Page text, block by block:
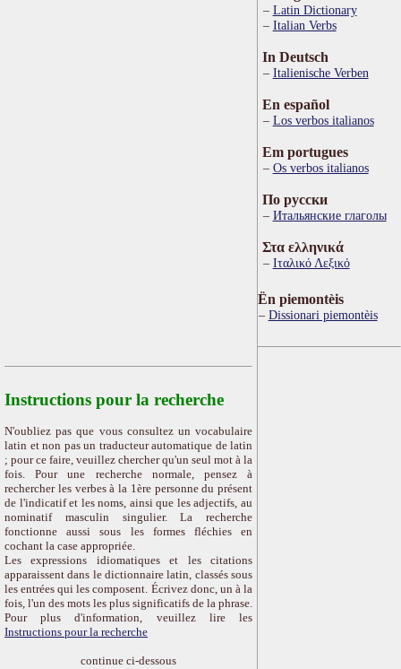
Instructions pour la recherche
N'oubliez pas que vous consultez un vocabulaire
latin et non pas un traducteur automatique de latin
; pour ce faire, veuillez chercher qu'un seul mot à la
fois. Pour une recherche normale, pensez à
rechercher les verbes à la 1ère personne du présent
de l'indicatif et les noms, ainsi que les adjectifs, au
nominatif masculin singulier. La recherche
fonctionne aussi sous les formes fléchies en
cochant la case appropriée.
Les expressions idiomatiques et les citations
apparaissent dans le dictionnaire latin, classés sous
les entrées qui les composent. Écrivez donc, un à la
fois, l'un des mots les plus significatifs de la phrase.
Pour plus d'information, veuillez lire les
Instructions pour la recherche
continue ci-dessous
Latin Dictionary
Italian Verbs
In Deutsch
Italienische Verben
En español
Los verbos italianos
Em portugues
Os verbos italianos
По русски
Итальянские глаголы
Στα ελληνικά
Ιταλικό Λεξικό
Ën piemontèis
Dissionari piemontèis